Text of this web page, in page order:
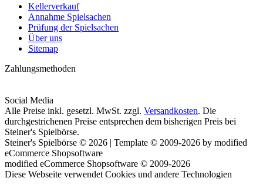
Kellerverkauf
Annahme Spielsachen
Prüfung der Spielsachen
Über uns
Sitemap
Zahlungsmethoden
Social Media
Alle Preise inkl. gesetzl. MwSt. zzgl. Versandkosten. Die
durchgestrichenen Preise entsprechen dem bisherigen Preis bei
Steiner's Spielbörse.
Steiner's Spielbörse © 2026 | Template © 2009-2026 by modified
eCommerce Shopsoftware
modified eCommerce Shopsoftware © 2009-2026
Diese Webseite verwendet Cookies und andere Technologien